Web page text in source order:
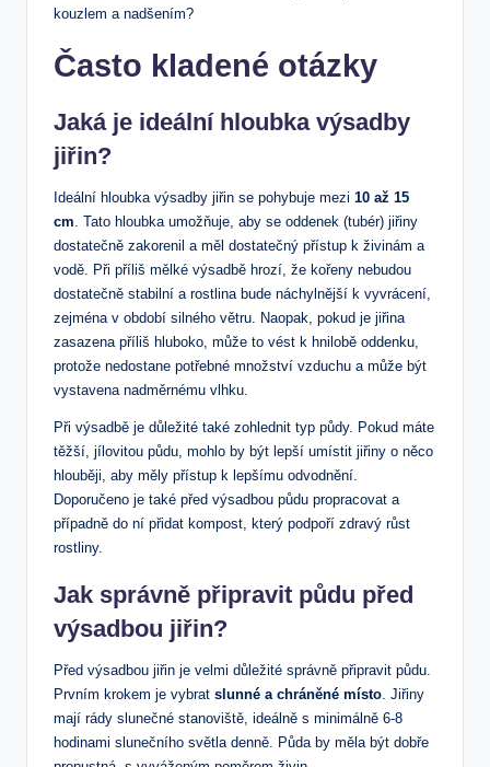
kouzlem a nadšením?
Často kladené otázky
Jaká je ideální hloubka výsadby
jiřin?
Ideální hloubka výsadby jiřin se pohybuje mezi 10 až 15
cm. Tato hloubka umožňuje, aby se oddenek (tubér) jiřiny
dostatečně zakorenil a měl dostatečný přístup k živinám a
vodě. Při příliš mělké výsadbě hrozí, že kořeny nebudou
dostatečně stabilní a rostlina bude náchylnější k vyvrácení,
zejména v období silného větru. Naopak, pokud je jiřina
zasazena příliš hluboko, může to vést k hnilobě oddenku,
protože nedostane potřebné množství vzduchu a může být
vystavena nadměrnému vlhku.
Při výsadbě je důležité také zohlednit typ půdy. Pokud máte
těžší, jílovitou půdu, mohlo by být lepší umístit jiřiny o něco
hlouběji, aby měly přístup k lepšímu odvodnění.
Doporučeno je také před výsadbou půdu propracovat a
případně do ní přidat kompost, který podpoří zdravý růst
rostliny.
Jak správně připravit půdu před
výsadbou jiřin?
Před výsadbou jiřin je velmi důležité správně připravit půdu.
Prvním krokem je vybrat slunné a chráněné místo. Jiřiny
mají rády slunečné stanoviště, ideálně s minimálně 6-8
hodinami slunečního světla denně. Půda by měla být dobře